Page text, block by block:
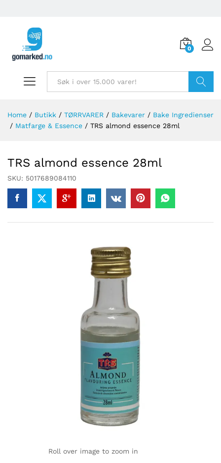
0
Home / Butikk / TØRRVARER / Bakevarer / Bake Ingredienser
/ Matfarge & Essence / TRS almond essence 28ml
TRS almond essence 28ml
SKU: 5017689084110
Roll over image to zoom in